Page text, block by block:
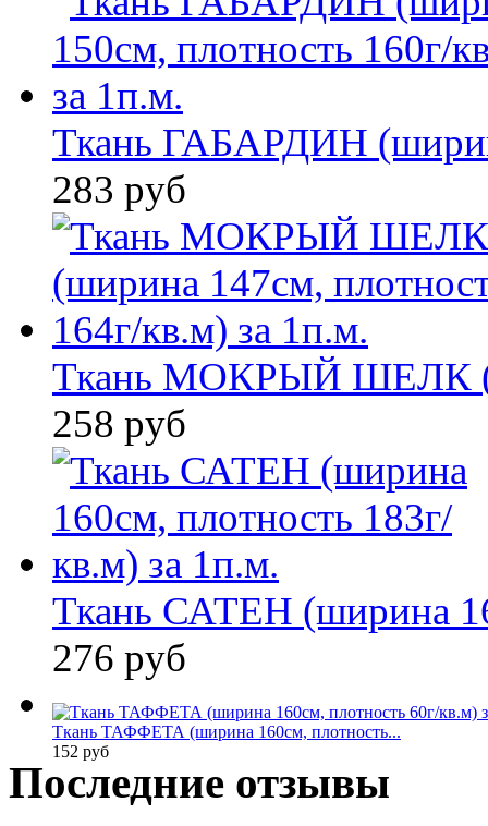
Ткань ГАБАРДИН
283 руб
Ткань МОКРЫЙ ШЕЛК
258 руб
Ткань САТЕН (ширина
276 руб
Ткань ТАФФЕТА (ширина 160см, плотность...
152 руб
Последние отзывы